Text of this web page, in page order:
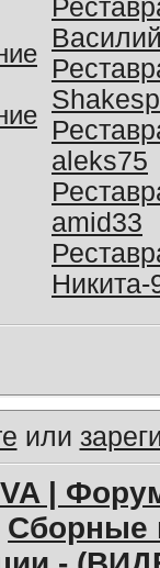
aleks75
amid33
Никита-
или
|
Сборные